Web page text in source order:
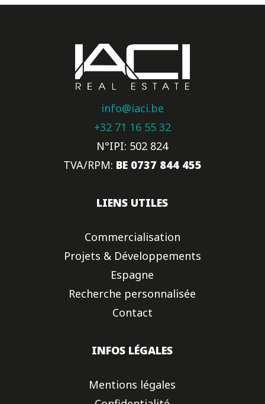
info@iaci.be
+32 71 16 55 32
N°IPI: 502 824
TVA/RPM: BE 0737 844 455
LIENS UTILES
Commercialisation
Projets & Développements
Espagne
Recherche personnalisée
Contact
INFOS LÉGALES
Mentions légales